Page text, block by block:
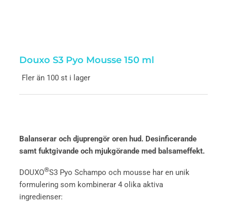
Douxo S3 Pyo Mousse 150 ml
Fler än 100 st i lager
Balanserar och djuprengör oren hud. Desinficerande
samt fuktgivande och mjukgörande med balsameffekt.
DOUXO®S3 Pyo Schampo och mousse har en unik
formulering som kombinerar 4 olika aktiva
ingredienser: